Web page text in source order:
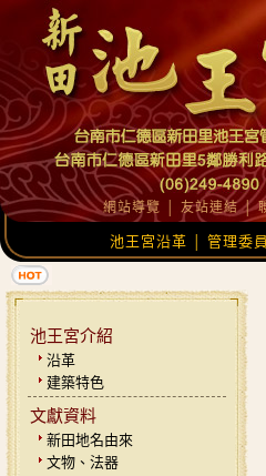
網站導覽 友站連結│
池王宮沿革 管理委
池王宮介紹
沿革
建築特色
文獻資料
新田地名由來
文物、法器